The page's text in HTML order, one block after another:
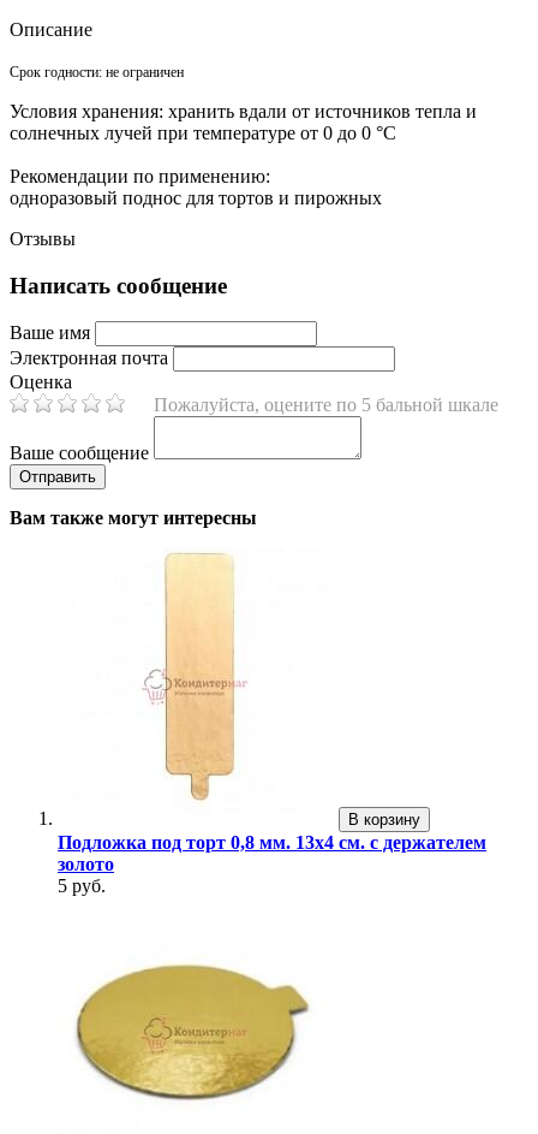
Описание
Срок годности: не ограничен
Условия хранения: хранить вдали от источников тепла и
солнечных лучей при температуре от 0 до 0 °C
Рекомендации по применению:
одноразовый поднос для тортов и пирожных
Отзывы
Написать сообщение
Ваше имя
Электронная почта
Оценка
Пожалуйста, оцените по 5 бальной шкале
Ваше сообщение
Вам также могут интересны
В корзину
Подложка под торт 0,8 мм. 13х4 см. с держателем
золото
5 руб.